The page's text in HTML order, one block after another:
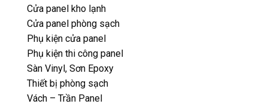
Cửa panel kho lạnh
Cửa panel phòng sạch
Phụ kiện cửa panel
Phụ kiện thi công panel
Sàn Vinyl, Sơn Epoxy
Thiết bị phòng sạch
Vách – Trần Panel